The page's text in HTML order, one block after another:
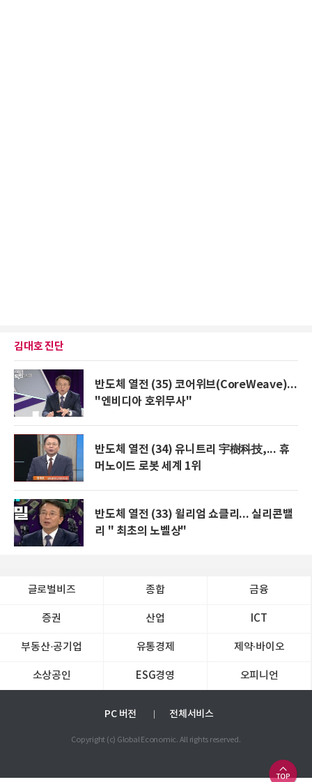
김대호 진단
반도체 열전 (35) 코어위브(CoreWeave)...
"엔비디아 호위무사"
반도체 열전 (34) 유니트리 宇樹科技,... 휴
머노이드 로봇 세계 1위
반도체 열전 (33) 윌리엄 쇼클리... 실리콘밸
리 " 최초의 노벨상"
글로벌비즈 종합 금융
증권 산업 ICT
부동산·공기업 유통경제 제약∙바이오
소상공인 ESG경영 오피니언
PC 버전 전체서비스
Copyright (c) Global Economic. All rights reserved.